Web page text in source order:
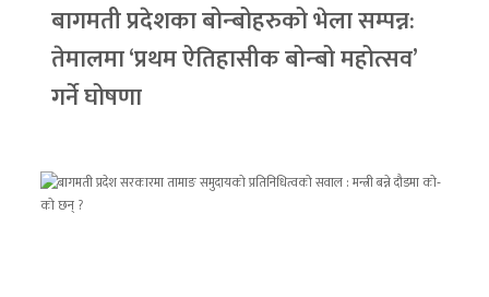
बागमती प्रदेशका बोन्बोहरुको भेला सम्पन्न:
तेमालमा ‘प्रथम ऐतिहासीक बोन्बो महोत्सव’
गर्ने घोषणा